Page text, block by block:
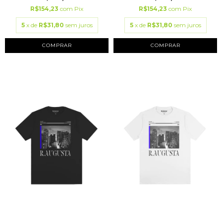
R$154,23 com Pix
5 x de R$31,80 sem juros
COMPRAR
R$154,23 com Pix
5 x de R$31,80 sem juros
COMPRAR